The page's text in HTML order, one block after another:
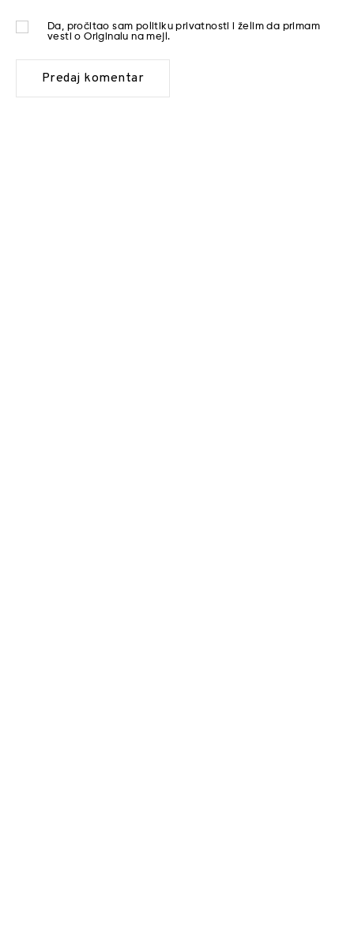
Da, pročitao sam politiku privatnosti
i želim da primam
vesti o Originalu na mejl.